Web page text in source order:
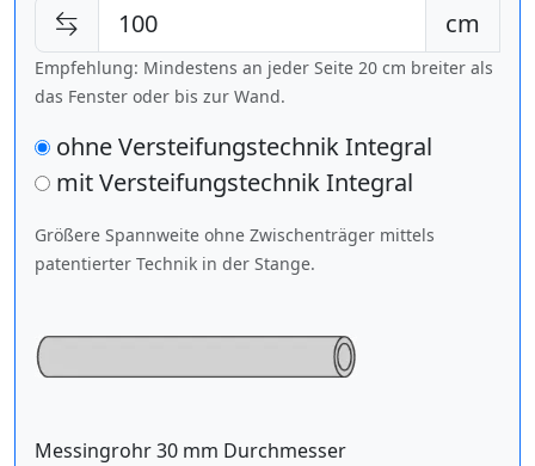
cm
Empfehlung: Mindestens an jeder Seite 20 cm breiter als
das Fenster oder bis zur Wand.
ohne Versteifungstechnik Integral
mit VersteifungstechnikIntegral
Größere Spannweite ohne Zwischenträger mittels
patentierter Technik in der Stange.
Messingrohr 30 mm Durchmesser